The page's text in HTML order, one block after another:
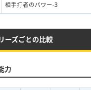
相手打者のパワー-3
ーズごとの比較
力